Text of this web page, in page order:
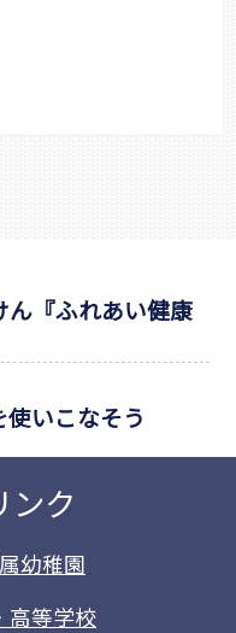
『ふれあい健康
使いこなそう
ンク
幼稚園
高等学校